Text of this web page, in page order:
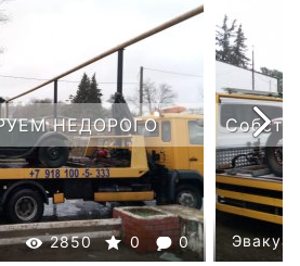
НЕДОРОГО
2850 0 0